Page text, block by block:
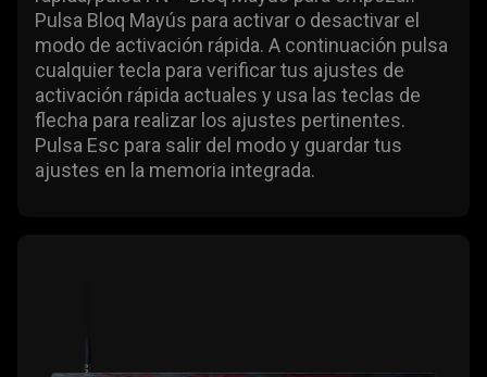
Pulsa Bloq Mayús para activar o desactivar el
modo de activación rápida. A continuación pulsa
cualquier tecla para verificar tus ajustes de
activación rápida actuales y usa las teclas de
flecha para realizar los ajustes pertinentes.
Pulsa Esc para salir del modo y guardar tus
ajustes en la memoria integrada.